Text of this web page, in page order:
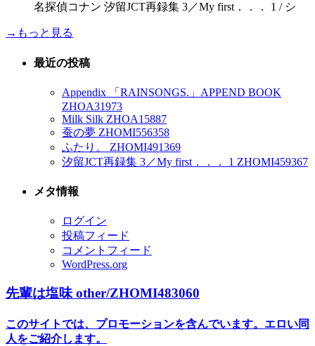
名探偵コナン 汐留JCT再録集 3／My first．．． 1 / シ
→もっと見る
最近の投稿
Appendix 「RAINSONGS.」APPEND BOOK
ZHOA31973
Milk Silk ZHOA15887
蚕の夢 ZHOMI556358
ふたり。 ZHOMI491369
汐留JCT再録集 3／My first．．． 1 ZHOMI459367
メタ情報
ログイン
投稿フィード
コメントフィード
WordPress.org
先輩は塩味 other/ZHOMI483060
このサイトでは、プロモーションを含んでいます。エロい同
人をご紹介します。